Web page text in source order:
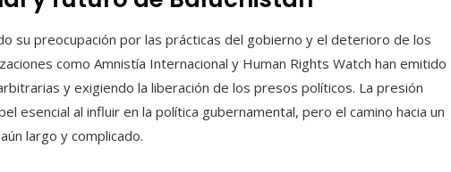
su preocupación por las prácticas del gobierno y el deterioro de los
como Amnistía Internacional y Human Rights Watch han emitido
y exigiendo la liberación de los presos políticos. La presión
esencial al influir en la política gubernamental, pero el camino hacia un
largo y complicado.